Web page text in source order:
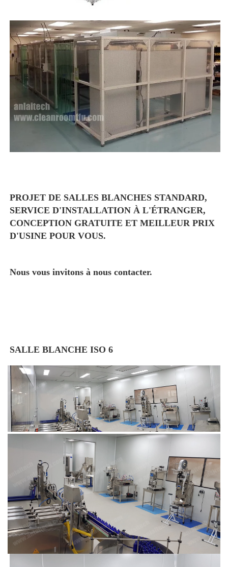
PROJET DE SALLES BLANCHES STANDARD,
SERVICE D'INSTALLATION À L'ÉTRANGER,
CONCEPTION GRATUITE ET MEILLEUR PRIX
D'USINE POUR VOUS.
Nous vous invitons à nous contacter.
SALLE BLANCHE ISO 6